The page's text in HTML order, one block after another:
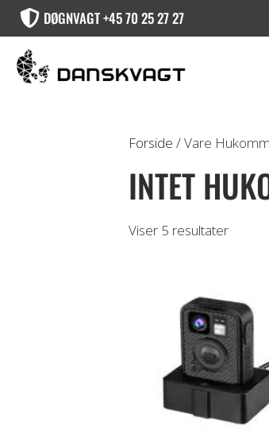
DØGNVAGT +45 70 25 27 27
Forside / Vare
INTET
Viser 5 resultater